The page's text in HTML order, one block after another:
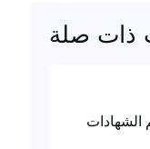
ذات صلة
الشهادات